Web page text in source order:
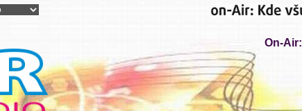
On-Air: